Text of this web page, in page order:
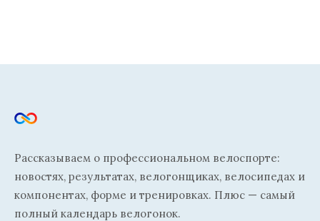
Рассказываем о профессиональном велоспорте:
новостях, результатах, велогонщиках, велосипедах и
компонентах, форме и тренировках. Плюс — самый
полный календарь велогонок.